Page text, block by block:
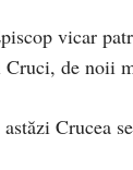
vicar
Cruci, de noii
Crucea